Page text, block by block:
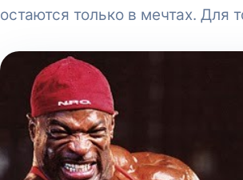
остаются только в мечтах. Для